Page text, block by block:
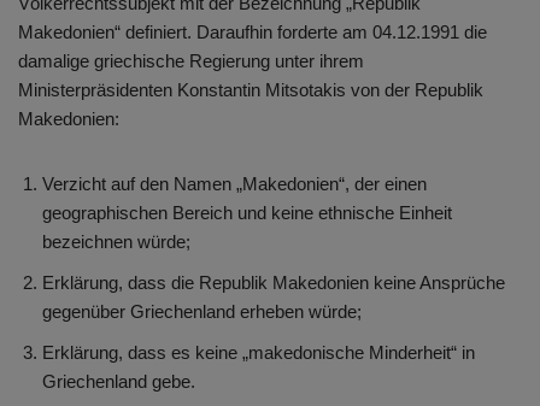
Makedonien“ definiert. Daraufhin forderte am 04.12.1991 die
damalige griechische Regierung unter ihrem
Ministerpräsidenten Konstantin Mitsotakis von der Republik
Makedonien:
Verzicht auf den Namen „Makedonien“, der einen
geographischen Bereich und keine ethnische Einheit
bezeichnen würde;
Erklärung, dass die Republik Makedonien keine Ansprüche
gegenüber Griechenland erheben würde;
Erklärung, dass es keine „makedonische Minderheit“ in
Griechenland gebe.